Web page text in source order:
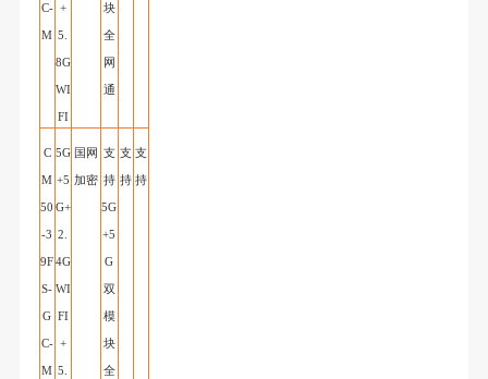
C-
M
+
5.
8G
WI
FI
块
全
网
通
C
M
50
-3
9F
S-
G
C-
M
5G
+5
G+
2.
4G
WI
FI
+
5.
国网
加密
支
持
5G
+5
G
双
模
块
全
支
持
支
持